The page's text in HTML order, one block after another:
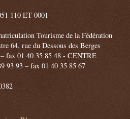
110 ET 0001
Tourisme de la Fédération
64, rue du Dessous des Berges
fax 01 40 35 85 48 - CENTRE
93 93 – fax 01 40 35 85 67